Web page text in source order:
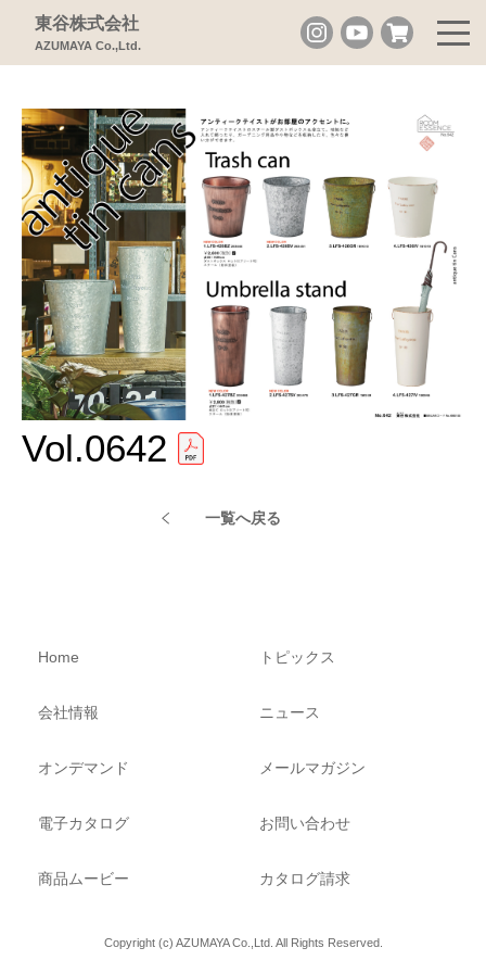
東谷株式会社
AZUMAYA Co.,Ltd.
Vol.0642
一覧へ戻る
Home
会社情報
オンデマンド
電子カタログ
商品ムービー
トピックス
ニュース
メールマガジン
お問い合わせ
カタログ請求
Copyright (c) AZUMAYA Co.,Ltd. All Rights Reserved.